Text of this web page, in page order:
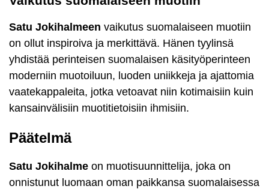
Satu Jokihalmeen vaikutus suomalaiseen muotiin
on ollut inspiroiva ja merkittävä. Hänen tyylinsä
yhdistää perinteisen suomalaisen käsityöperinteen
moderniin muotoiluun, luoden uniikkeja ja ajattomia
vaatekappaleita, jotka vetoavat niin kotimaisiin kuin
kansainvälisiin muotitietoisiin ihmisiin.
Päätelmä
Satu Jokihalme on muotisuunnittelija, joka on
onnistunut luomaan oman paikkansa suomalaisessa